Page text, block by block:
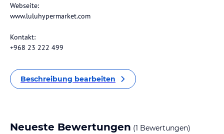
Webseite:
www.luluhypermarket.com
Kontakt:
+968 23 222 499
Beschreibung bearbeiten
Neueste Bewertungen (1 Bewertungen)